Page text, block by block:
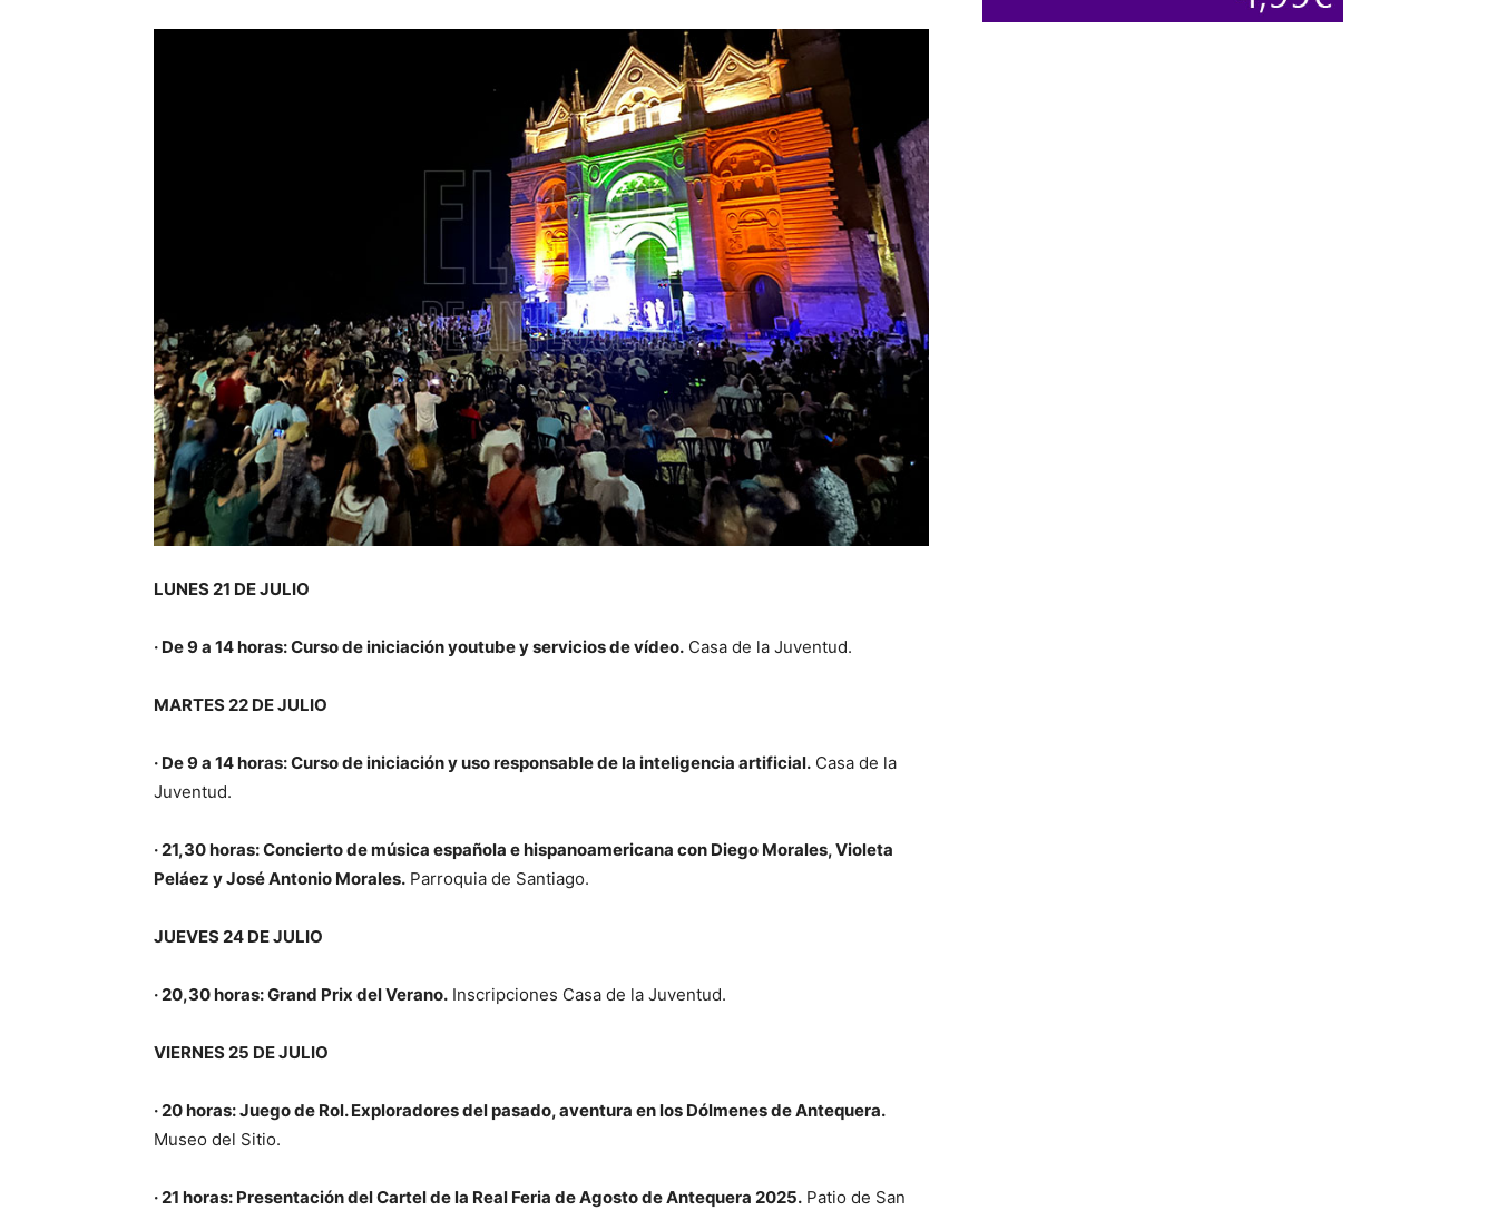
LUNES 21 DE JULIO
· De 9 a 14 horas: Curso de iniciación youtube y servicios de vídeo. Casa de la Juventud.
MARTES 22 DE JULIO
· De 9 a 14 horas: Curso de iniciación y uso responsable de la inteligencia artificial. Casa de la
Juventud.
· 21,30 horas: Concierto de música española e hispanoamericana con Diego Morales, Violeta
Peláez y José Antonio Morales. Parroquia de Santiago.
JUEVES 24 DE JULIO
· 20,30 horas: Grand Prix del Verano. Inscripciones Casa de la Juventud.
VIERNES 25 DE JULIO
· 20 horas: Juego de Rol. Exploradores del pasado, aventura en los Dólmenes de Antequera.
Museo del Sitio.
· 21 horas: Presentación del Cartel de la Real Feria de Agosto de Antequera 2025. Patio de San